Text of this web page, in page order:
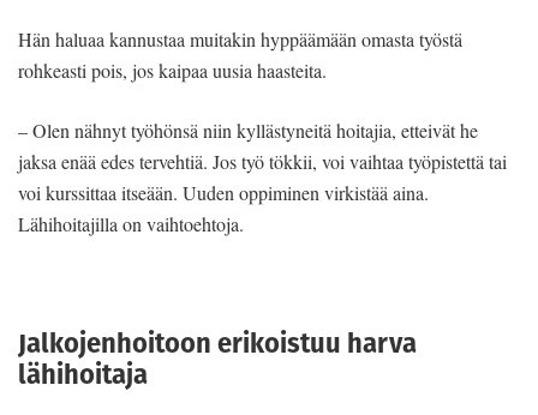
Hän haluaa kannustaa muitakin hyppäämään omasta työstä
rohkeasti pois, jos kaipaa uusia haasteita.
– Olen nähnyt työhönsä niin kyllästyneitä hoitajia, etteivät he
jaksa enää edes tervehtiä. Jos työ tökkii, voi vaihtaa työpistettä tai
voi kurssittaa itseään. Uuden oppiminen virkistää aina.
Lähihoitajilla on vaihtoehtoja.
Jalkojenhoitoon erikoistuu harva
lähihoitaja